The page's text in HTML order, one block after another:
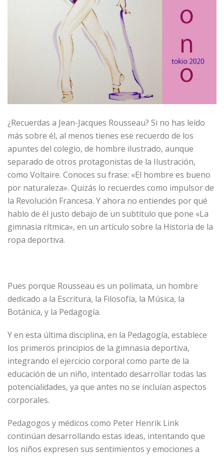
¿Recuerdas a Jean-Jacques Rousseau? Si no has leído
más sobre él, al menos tienes ese recuerdo de los
apuntes del colegio, de hombre ilustrado, aunque
separado de otros protagonistas de la Ilustración,
como Voltaire. Conoces su frase: «El hombre es bueno
por naturaleza». Quizás lo recuerdes como impulsor de
la Revolución Francesa. Y ahora no entiendes por qué
hablo de él justo debajo de un subtítulo que pone «La
gimnasia rítmica», en un artículo sobre la Historia de la
ropa deportiva.
Pues porque Rousseau es un polímata, un hombre
dedicado a la Escritura, la Filosofía, la Música, la
Botánica, y la Pedagogía.
Y en esta última disciplina, en la Pedagogía, establece
los primeros principios de la gimnasia deportiva,
integrando el ejercicio corporal como parte de la
educación de un niño, intentado desarrollar todas las
potencialidades, ya que antes no se incluían aspectos
corporales.
Pedagogos y médicos como Peter Henrik Link
continúan desarrollando estas ideas, intentando que
los niños expresen sus sentimientos y emociones a